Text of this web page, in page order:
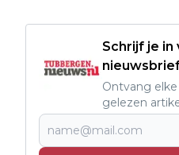
Schrijf je
Ontvang
gelezen